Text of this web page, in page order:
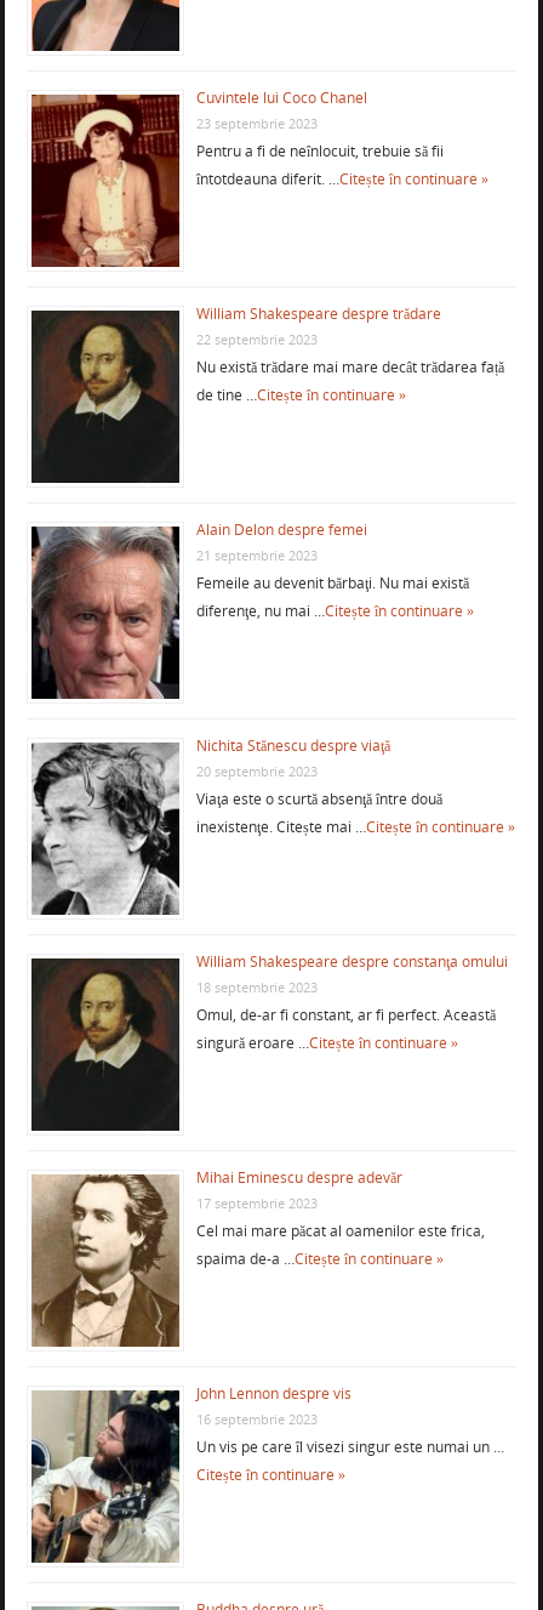
Cuvintele lui Coco Chanel
23 septembrie 2023
Pentru a fi de neînlocuit, trebuie să fii
întotdeauna diferit. …Citește în continuare »
William Shakespeare despre trădare
22 septembrie 2023
Nu există trădare mai mare decât trădarea față
de tine …Citește în continuare »
Alain Delon despre femei
21 septembrie 2023
Femeile au devenit bărbaţi. Nu mai există
diferenţe, nu mai …Citește în continuare »
Nichita Stănescu despre viaţă
20 septembrie 2023
Viaţa este o scurtă absenţă între două
inexistenţe. Citește mai …Citește în continuare »
William Shakespeare despre constanţa omului
18 septembrie 2023
Omul, de-ar fi constant, ar fi perfect. Această
singură eroare …Citește în continuare »
Mihai Eminescu despre adevăr
17 septembrie 2023
Cel mai mare păcat al oamenilor este frica,
spaima de-a …Citește în continuare »
John Lennon despre vis
16 septembrie 2023
Un vis pe care îl visezi singur este numai un …
Citește în continuare »